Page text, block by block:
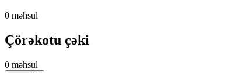
0 məhsul
Çörəkotu çəki
0 məhsul